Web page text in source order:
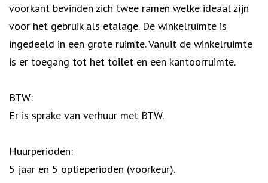
voorkant bevinden zich twee ramen welke ideaal zijn
voor het gebruik als etalage. De winkelruimte is
ingedeeld in een grote ruimte. Vanuit de winkelruimte
is er toegang tot het toilet en een kantoorruimte.
BTW:
Er is sprake van verhuur met BTW.
Huurperioden:
5 jaar en 5 optieperioden (voorkeur).